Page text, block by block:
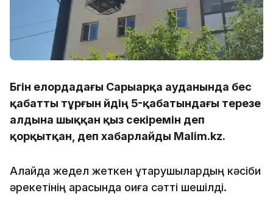
Бүгін елордадағы Сарыарқа ауданында бес
қабатты тұрғын үйдің 5-қабатындағы терезе
алдына шыққан қыз секіремін деп
қорқытқан, деп хабарлайды Malim.kz.
Алайда жедел жеткен құтқарушылардың кәсіби
әрекетінің арқасында оқиға сәтті шешілді.